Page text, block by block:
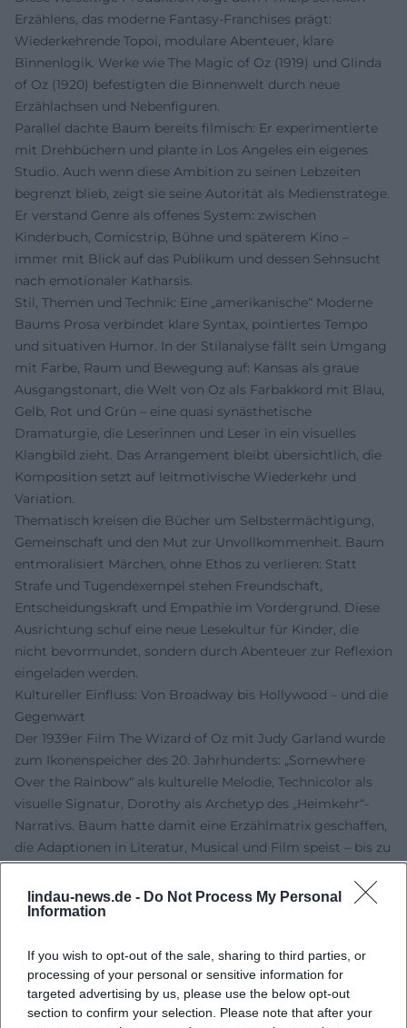
lindau-news.de - Do Not Process My Personal
Information
If you wish to opt-out of the sale, sharing to third parties, or
processing of your personal or sensitive information for
targeted advertising by us, please use the below opt-out
section to confirm your selection. Please note that after your
Erzählens, das moderne Fantasy-Franchises prägt:
Wiederkehrende Topoi, modulare Abenteuer, klare
Binnenlogik. Werke wie The Magic of Oz (1919) und Glinda
of Oz (1920) befestigten die Binnenwelt durch neue
Erzählachsen und Nebenfiguren.
Parallel dachte Baum bereits filmisch: Er experimentierte
mit Drehbüchern und plante in Los Angeles ein eigenes
Studio. Auch wenn diese Ambition zu seinen Lebzeiten
begrenzt blieb, zeigt sie seine Autorität als Medienstratege.
Er verstand Genre als offenes System: zwischen
Kinderbuch, Comicstrip, Bühne und späterem Kino –
immer mit Blick auf das Publikum und dessen Sehnsucht
nach emotionaler Katharsis.
Stil, Themen und Technik: Eine „amerikanische“ Moderne
Baums Prosa verbindet klare Syntax, pointiertes Tempo
und situativen Humor. In der Stilanalyse fällt sein Umgang
mit Farbe, Raum und Bewegung auf: Kansas als graue
Ausgangstonart, die Welt von Oz als Farbakkord mit Blau,
Gelb, Rot und Grün – eine quasi synästhetische
Dramaturgie, die Leserinnen und Leser in ein visuelles
Klangbild zieht. Das Arrangement bleibt übersichtlich, die
Komposition setzt auf leitmotivische Wiederkehr und
Variation.
Thematisch kreisen die Bücher um Selbstermächtigung,
Gemeinschaft und den Mut zur Unvollkommenheit. Baum
entmoralisiert Märchen, ohne Ethos zu verlieren: Statt
Strafe und Tugendexempel stehen Freundschaft,
Entscheidungskraft und Empathie im Vordergrund. Diese
Ausrichtung schuf eine neue Lesekultur für Kinder, die
nicht bevormundet, sondern durch Abenteuer zur Reflexion
eingeladen werden.
Kultureller Einfluss: Von Broadway bis Hollywood – und die
Gegenwart
Der 1939er Film The Wizard of Oz mit Judy Garland wurde
zum Ikonenspeicher des 20. Jahrhunderts: „Somewhere
Over the Rainbow“ als kulturelle Melodie, Technicolor als
visuelle Signatur, Dorothy als Archetyp des „Heimkehr“-
Narrativs. Baum hatte damit eine Erzählmatrix geschaffen,
die Adaptionen in Literatur, Musical und Film speist – bis zu
Neuinterpretationen wie Wicked, das erst Bühne, dann
2024/2025 Kino eroberte und das Oz-Universum mit neuen
Perspektiven anreicherte. Diese langlebige Rezeption
Gleichzeitig lebt Baums Erbe regional verankert weiter: In
seiner Heimatgemeinde Chittenango feiern Festivals die
Oz-Kultur, Museen zeigen Originale, und internationale
Communities diskutieren Figurenpsychologie, Symbolik